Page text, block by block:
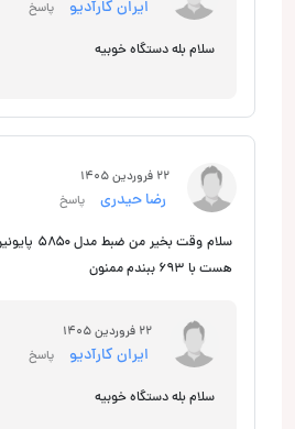
ایران کارآدیو پاسخ
سلام بله دستگاه خوبیه
22 فروردین 1405
رضا حیدری پاسخ
سلام وقت
هست با ۶۹۳ ببندم ممنون
22 فروردین 1405
ایران کارآدیو پاسخ
سلام بله دستگاه خوبیه